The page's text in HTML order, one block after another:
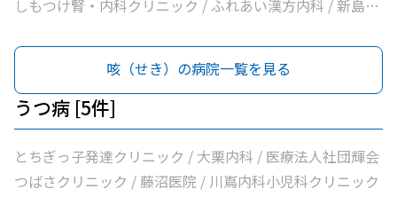
しもつけ腎・内科クリニック / ふれあい漢方内科 / 新島内
内科・乳腺クリニック / 島田クリニック / 佐藤内科 / コン
フォート下野クリニック / ふじたクリニック / 医療法人社
団輝会つばさクリニック / 藤沼医院 / 石川医院 / やの小児
科医院 / 川嶌内科小児科クリニック / 一般社団法人巨樹の
会新上三川病院 / 小口内科小児科医院 / 山﨑医院 / うえの
クリニック / せんば医院 / どんどんまもろうクリニックし
咳（せき）の病院一覧を見る
うつ病 [5件]
とちぎっ子発達クリニック / 大栗内科 / 医療法人社団輝会
つばさクリニック / 藤沼医院 / 川嶌内科小児科クリニック